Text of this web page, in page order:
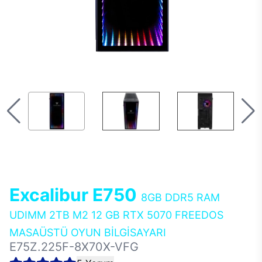
Excalibur E750 8GB DDR5 RAM
UDIMM 2TB M2 12 GB RTX 5070 FREEDOS
MASAÜSTÜ OYUN BİLGİSAYARI
E75Z.225F-8X70X-VFG